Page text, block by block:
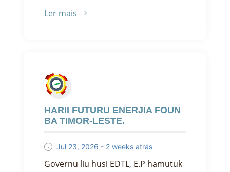
Ler mais
HARII FUTURU ENERJIA FOUN
BA TIMOR-LESTE.
Jul 23, 2026 - 2 weeks atrás
Governu liu husi EDTL, E.P hamutuk